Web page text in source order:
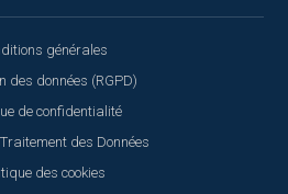
générales
des données (RGPD)
de confidentialité
des Données
des cookies